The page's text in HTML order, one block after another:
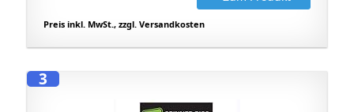
Preis inkl. MwSt., zzgl. Versandkosten
3